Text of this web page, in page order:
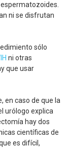
ni se disfrutan
sólo
ni otras
que usar
en caso de que la
urólogo explica
hay dos
científicas de
es difícil,